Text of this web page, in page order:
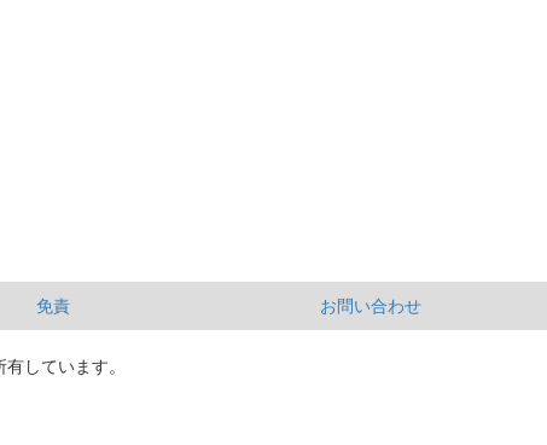
免責 お問い合わせ
しています。